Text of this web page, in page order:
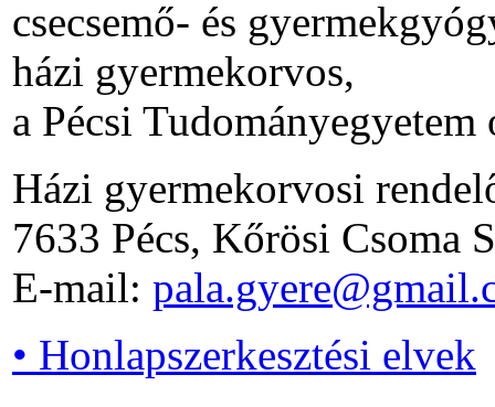
csecsemő- és
házi gyermekorvos,
a Pécsi
Házi gyermekorvosi
7633 Pécs, Kőrösi Csoma
E-mail:
• Honlapszerkesztési elvek